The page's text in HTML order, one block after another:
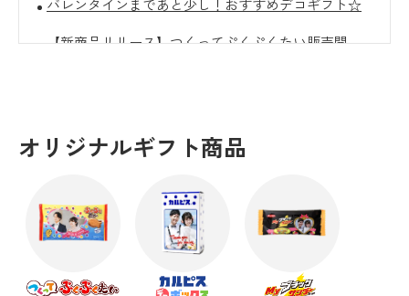
バレンタインまであと少し！おすすめデコギフト☆
【新商品リリース】つくってぷくぷくたい販売開
【10/31(金)まで】Decoto会員様に朗報です！
【感謝を込めて】敬老の日におすすめギフト
卒団・引退の記念品に☆オリジナルギフト！
暑い日はおうちでギフト選び！思い出に残る夏ギフ
オリジナルギフト商品